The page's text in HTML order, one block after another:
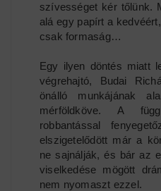
szívességet kér tőlünk.
alá egy papírt a
csak formaság…
Egy ilyen döntés miatt
végrehajtó, Budai
önálló munkájának
mérföldköve. A
robbantással
elszigetelődött már a
ne sajnálják, és bár az
viselkedése mögött
nem nyomaszt ezzel.